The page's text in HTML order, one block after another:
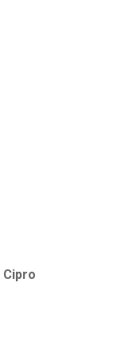
Cipro